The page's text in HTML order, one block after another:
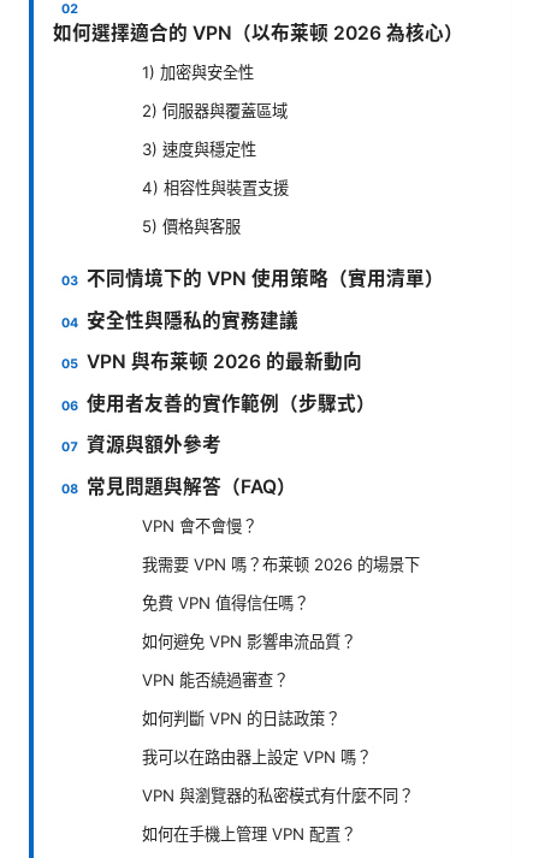
如何選擇適合的 VPN（以布莱顿 2026 為核心）
1) 加密與安全性
2) 伺服器與覆蓋區域
3) 速度與穩定性
4) 相容性與裝置支援
5) 價格與客服
不同情境下的 VPN 使用策略（實用清單）
安全性與隱私的實務建議
VPN 與布莱顿 2026 的最新動向
使用者友善的實作範例（步驟式）
資源與額外參考
常見問題與解答（FAQ）
VPN 會不會慢？
我需要 VPN 嗎？布莱顿 2026 的場景下
免費 VPN 值得信任嗎？
如何避免 VPN 影響串流品質？
VPN 能否繞過審查？
如何判斷 VPN 的日誌政策？
我可以在路由器上設定 VPN 嗎？
VPN 與瀏覽器的私密模式有什麼不同？
如何在手機上管理 VPN 配置？